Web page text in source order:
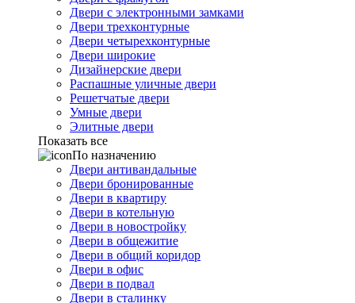
Двери с электронными замками
Двери трехконтурные
Двери четырехконтурные
Двери широкие
Дизайнерские двери
Распашные уличные двери
Решетчатые двери
Умные двери
Элитные двери
Показать все
По назначению
Двери антивандальные
Двери бронированные
Двери в квартиру
Двери в котельную
Двери в новостройку
Двери в общежитие
Двери в общий коридор
Двери в офис
Двери в подвал
Двери в сталинку